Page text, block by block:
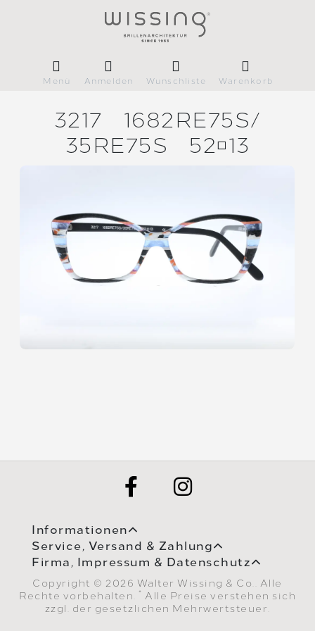
Menü Anmelden Wunschliste Warenkorb
3217
1682RE75S/
35RE75S
5213
Informationen
Service, Versand & Zahlung
Firma, Impressum & Datenschutz
Copyright © 2026 Walter Wissing & Co.. Alle
Rechte vorbehalten.
* Alle Preise verstehen sich
zzgl. der gesetzlichen Mehrwertsteuer.